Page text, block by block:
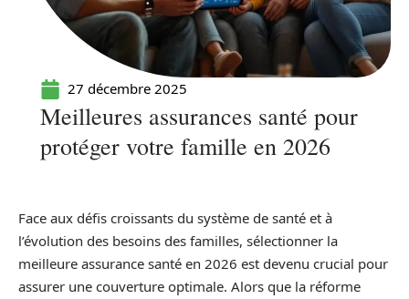
27 décembre 2025
Meilleures assurances santé pour
protéger votre famille en 2026
Face aux défis croissants du système de santé et à
l’évolution des besoins des familles, sélectionner la
meilleure assurance santé en 2026 est devenu crucial pour
assurer une couverture optimale. Alors que la réforme